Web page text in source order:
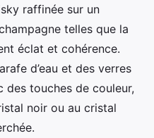
raffinée sur un
telles que la
éclat et cohérence.
d’eau et des verres
des touches de couleur,
noir ou au cristal